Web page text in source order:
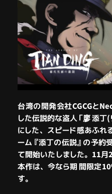
台湾の開発会社CGCGと
した伝説的な盗人「廖 添丁
にした、スピード感あふれ
ーム 『添丁の伝説』 の予約
て開始いたしました。11月
本作は、今なら期 間限定
す。